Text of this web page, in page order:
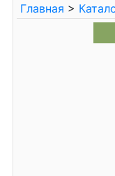
Главная >